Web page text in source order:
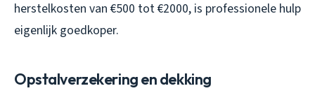
herstelkosten van €500 tot €2000, is professionele hulp
eigenlijk goedkoper.
Opstalverzekering en dekking